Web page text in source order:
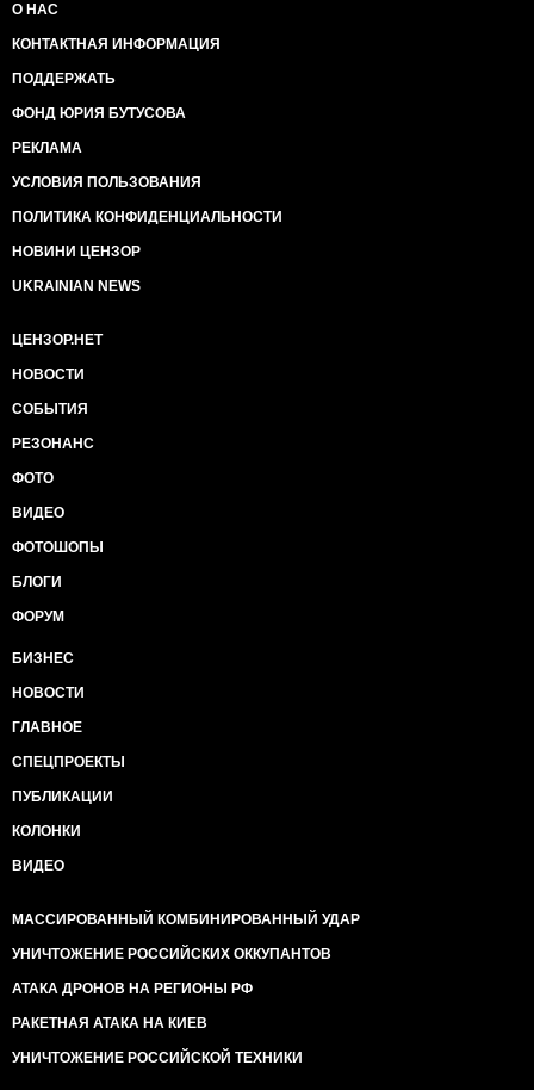
О НАС
КОНТАКТНАЯ ИНФОРМАЦИЯ
ПОДДЕРЖАТЬ
ФОНД ЮРИЯ БУТУСОВА
РЕКЛАМА
УСЛОВИЯ ПОЛЬЗОВАНИЯ
ПОЛИТИКА КОНФИДЕНЦИАЛЬНОСТИ
НОВИНИ ЦЕНЗОР
UKRAINIAN NEWS
ЦЕНЗОР.НЕТ
НОВОСТИ
СОБЫТИЯ
РЕЗОНАНС
ФОТО
ВИДЕО
ФОТОШОПЫ
БЛОГИ
ФОРУМ
БИЗНЕС
НОВОСТИ
ГЛАВНОЕ
СПЕЦПРОЕКТЫ
ПУБЛИКАЦИИ
КОЛОНКИ
ВИДЕО
МАССИРОВАННЫЙ КОМБИНИРОВАННЫЙ УДАР
УНИЧТОЖЕНИЕ РОССИЙСКИХ ОККУПАНТОВ
АТАКА ДРОНОВ НА РЕГИОНЫ РФ
РАКЕТНАЯ АТАКА НА КИЕВ
УНИЧТОЖЕНИЕ РОССИЙСКОЙ ТЕХНИКИ